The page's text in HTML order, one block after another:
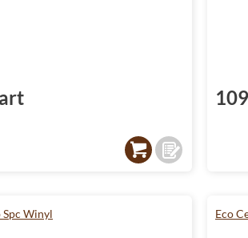
Spc Winyl Eco